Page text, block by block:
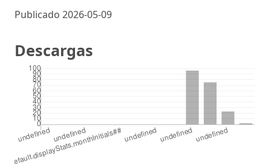
Publicado 2026-05-09
Descargas